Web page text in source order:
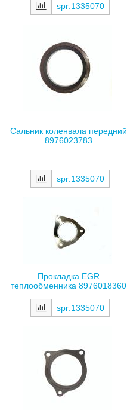
spr:1335070
Сальник коленвала передний
8976023783
spr:1335070
Прокладка EGR
теплообменника 8976018360
spr:1335070